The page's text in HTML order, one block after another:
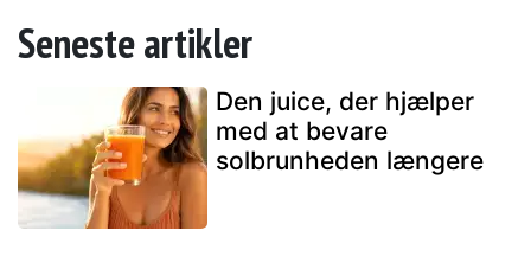
Seneste artikler
Den juice, der hjælper
med at bevare
solbrunheden længere